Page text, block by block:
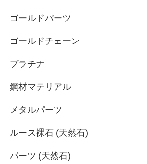
ゴールドパーツ
ゴールドチェーン
プラチナ
鋼材マテリアル
メタルパーツ
ルース裸石 (天然石)
パーツ (天然石)